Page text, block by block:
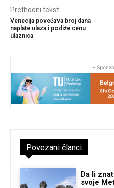
Prethodni tekst
Venecija povećava broj dana
naplate ulaza i podiže cenu
ulaznica
-
Povezani članci
Da li
svoje